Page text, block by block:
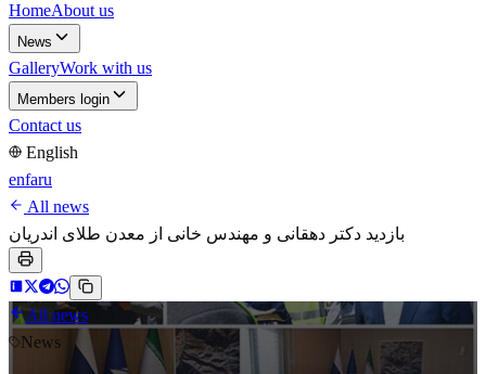
HomeAbout us
News
GalleryWork with us
Members login
Contact us
English
enfaru
All news
بازدید دکتر دهقانی و مهندس خانی از معدن طلای اندریان
All news
News